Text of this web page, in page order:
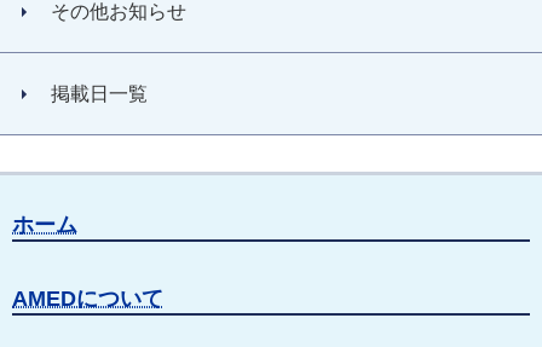
その他お知らせ
掲載日一覧
ホーム
AMEDについて